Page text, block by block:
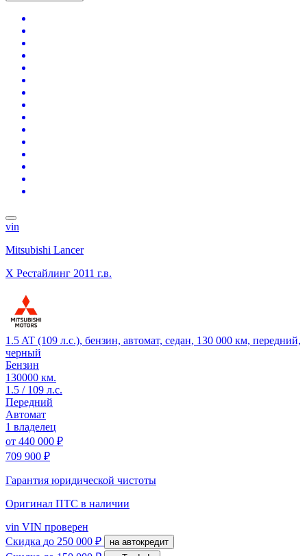
vin
Mitsubishi Lancer
X Рестайлинг 2011 г.в.
1.5 AT (109 л.с.), бензин, автомат, седан, 130 000 км, передний,
черный
Бензин
130000 км.
1.5 / 109 л.с.
Передний
Автомат
1 владелец
от 440 000 ₽
709 900 ₽
Гарантия юридической чистоты
Оригинал ПТС в наличии
vin VIN проверен
Скидка до 250 000 ₽ на автокредит